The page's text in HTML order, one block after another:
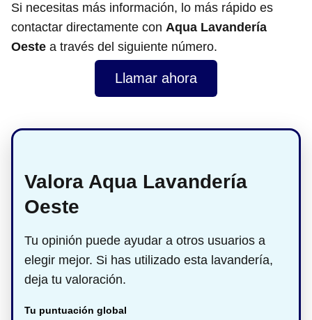
Si necesitas más información, lo más rápido es
contactar directamente con Aqua Lavandería
Oeste a través del siguiente número.
Llamar ahora
Valora Aqua Lavandería
Oeste
Tu opinión puede ayudar a otros usuarios a
elegir mejor. Si has utilizado esta lavandería,
deja tu valoración.
Tu puntuación global